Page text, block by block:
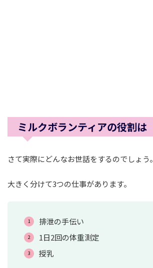
ミルクボランティアの役割は
さて実際にどんなお世話をするのでしょう。
大きく分けて3つの仕事があります。
排泄の手伝い
1日2回の体重測定
授乳